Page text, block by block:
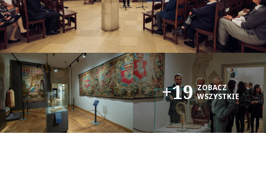
+19 ZOBACZ
WSZYSTKIE